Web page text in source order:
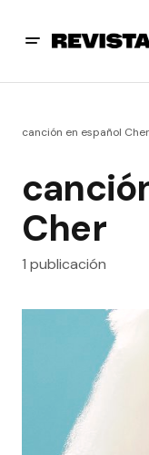
canción en español Cher
Cher
1 publicación